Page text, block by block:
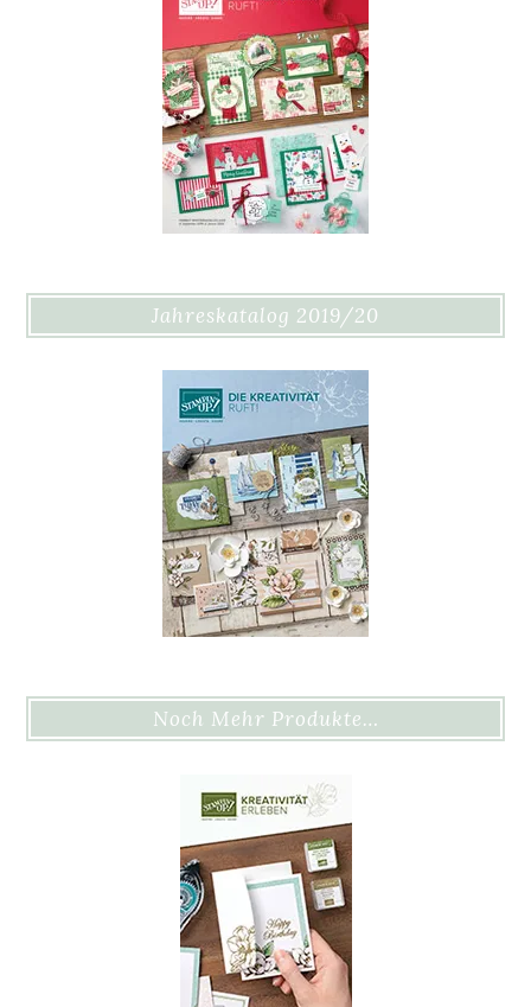
Jahreskatalog 2019/20
Noch Mehr Produkte…